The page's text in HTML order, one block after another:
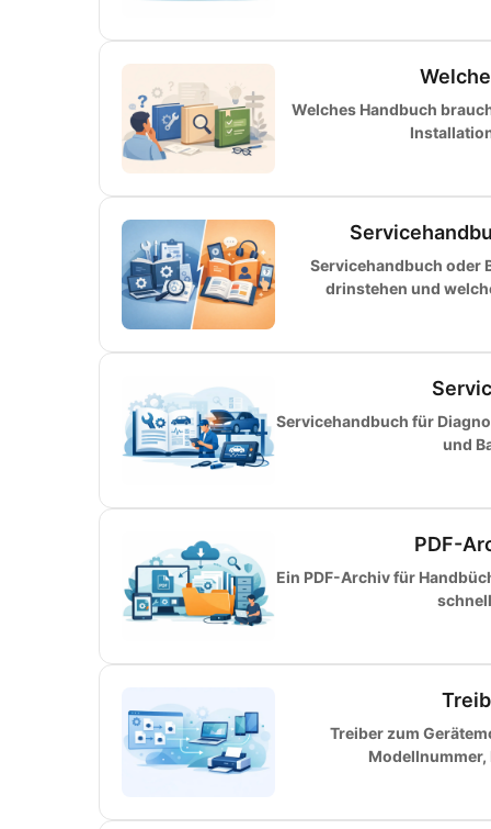
Welches Handbuch
Servicehandbuch oder
drinstehen und
Servicehandbuch für
und
PDF-
Ein PDF-Archiv für
Treiber zum